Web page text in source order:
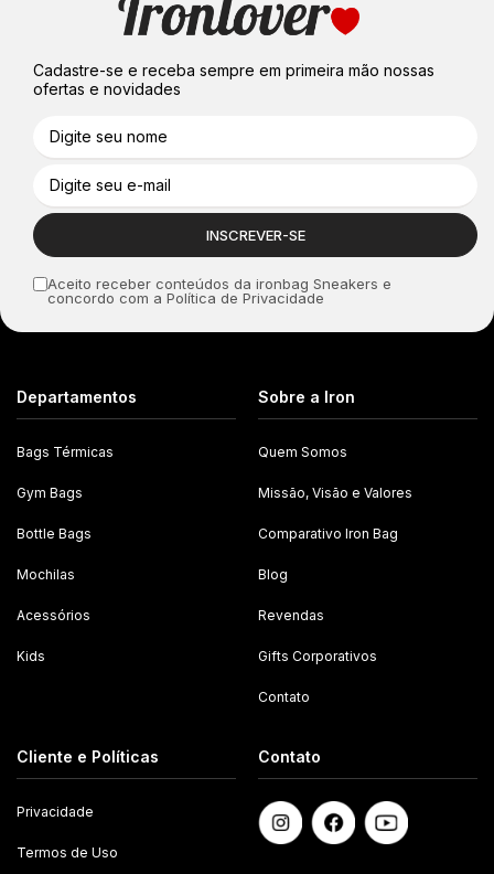
Cadastre-se e receba sempre em primeira mão nossas
ofertas e novidades
Aceito receber conteúdos da ironbag Sneakers e
concordo com a Política de Privacidade
Departamentos
Bags Térmicas
Gym Bags
Bottle Bags
Mochilas
Acessórios
Kids
Sobre a Iron
Quem Somos
Missão, Visão e Valores
Comparativo Iron Bag
Blog
Revendas
Gifts Corporativos
Contato
Cliente e Políticas
Privacidade
Termos de Uso
Contato